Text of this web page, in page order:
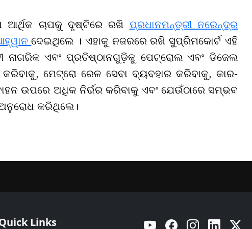
ଆର୍ଥିକ ଚାପକୁ ଦୃଷ୍ଟିରେ ରଖି ପ୍ରଧାନମନ୍ତ୍ରୀ ନରେନ୍ଦ୍ର
ଦେଇଥିଲେ । ଏହାକୁ ନଜରରେ ରଖି ସୁପ୍ରିମକୋର୍ଟ ଏହି
ନାଗରିକ ଏବଂ ପ୍ରତିଷ୍ଠାନଗୁଡ଼ିକୁ ପେଟ୍ରୋଲ ଏବଂ ଡିଜେଲ
ମେଟ୍ରୋ ରେଳ ସେବା ବ୍ୟବହାର କରିବାକୁ, କାର-
ଉପରେ ଅଧିକ ନିର୍ଭର କରିବାକୁ ଏବଂ ଯେଉଁଠାରେ ସମ୍ଭବ
କରିଥିଲେ।
Links YouTube Facebook Instagram